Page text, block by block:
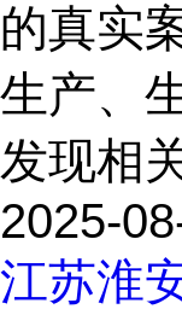
的真实
生产、
发现相
2025-
江苏淮